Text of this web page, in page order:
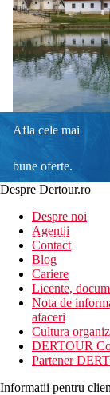
Afla cele mai
bune oferte.
newsletter!
Despre Dertour.ro
Despre noi
Agentii
Contact
Blog
Cariere
Licente,
Nota de
afaceri
Cultura
DERTOUR
Partener
Informatii pentru